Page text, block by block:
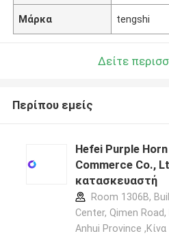
Μάρκα tengshi
Δείτε
Περίπου εμείς
Hefei Purple
Commerce Co.,
κατασκευαστή
Room 1306B,
Center, Qimen
Anhui Province ,Κίνα